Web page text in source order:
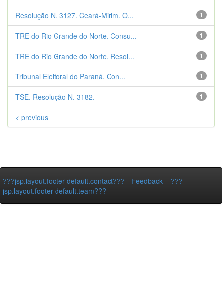
1
Resolução N. 3127. Ceará-Mirim. O...
1
TRE do Rio Grande do Norte. Consu...
1
TRE do Rio Grande do Norte. Resol...
1
Tribunal Eleitoral do Paraná. Con...
1
TSE. Resolução N. 3182.
< previous
???jsp.layout.footer-default.contact??? - Feedback - ???
jsp.layout.footer-default.team???